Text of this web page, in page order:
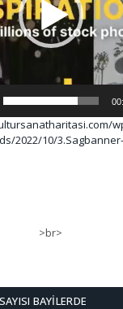
2022/10/
>br>
BAYILERDE